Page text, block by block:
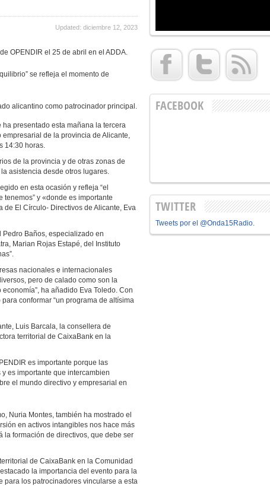
Updated: diciembre 12, 2023
OPENDIR el 25 de abril en el ADDA.
se refleja el momento de
alicantino como patrocinador principal.
ha presentado esta mañana la tercera
de la provincia de Alicante,
14:30 horas.
de la provincia y de otras zonas de
asistencia desde otros lugares.
en esta ocasión y refleja “el
y «donde es importante
El Círculo- Directivos de Alicante, Eva
Baños, especializado en
Marian Rojas Estapé, del Instituto
nacionales e internacionales
pero de calado como son la
ha añadido Eva Toledo. Con
conformar “un programa de altísima
Luis Barcala, la consellera de
territorial de CaixaBank en la
es importante porque las
es importante que intercambien
el mundo directivo y empresarial en
Nuria Montes, también ha mostrado el
en activos intangibles nos hace más
la formación de directivos, que debe ser
de CaixaBank en la Comunidad
la importancia del evento para la
para los patrocinadores vincularse a esta
FACEBOOK
TWITTER
Tweets por el @Onda15Radio.